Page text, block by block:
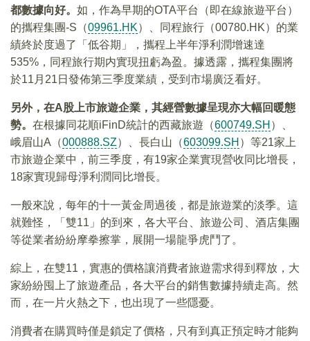
都數據向好。 如，作為早期的OTA平台（即在線旅遊平台）
的攜程集團-S（09961.HK）、同程旅行（00780.HK）的業
績終於度過了「低谷期」，攜程上半年淨利潤增速達
535%，同程旅行期内實現扭虧為盈。據透露，攜程集團將
於11月21日發佈第三季度業績，受到市場廣泛看好。
另外，在A股上市旅遊企業，其經營數據呈現亦大幅回暖態
勢。 在根據同花順iFinD統計的西藏旅遊（600749.SH ）、
峨眉山A（000888.SZ）、長白山（603099.SH ）等21家上
市旅遊企業中，前三季度，有19家企業實現營收同比增長，
18家實現歸母淨利潤同比增長。
一般來說，每年的十一黃金周過後，都是旅遊業的淡季。這
就難怪，「雙11」的到來，各大平台、旅遊公司、酒店集團
等從業者紛紛摩拳擦掌，展開一場龍爭虎鬥了。
綜上，在雙11，實惠的價格讓消費者旅遊需求得到釋放，大
家紛紛囤上了旅遊產品，各大平台的銷售數據持續走高。然
而，在一片火熱之下，也出現了一些隱憂。
消費者在購買時僅是鎖定了價格，只有到真正預定時才能夠